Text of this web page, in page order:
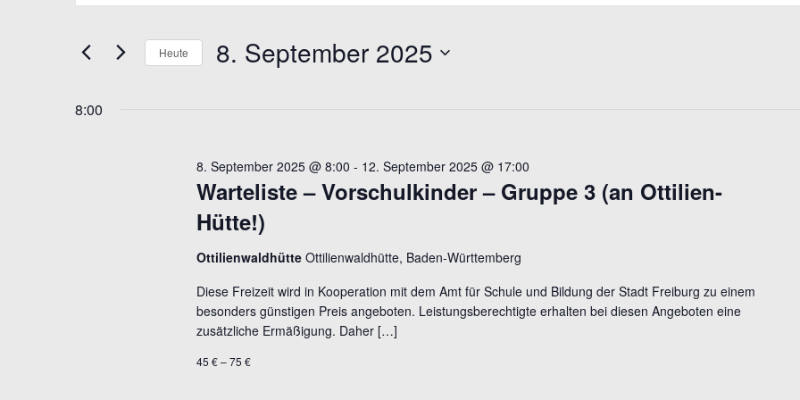
8.
SEPTEMBER
2025
UND
ANSICHTEN,
NAVIGATION
Suche
Schlüsselwort.
Heute 8. September 2025
8:00
Warteliste – Vorschulkinder – Gruppe 3 (an Ottilien-
Hütte!)
8. September 2025 @ 8:00 - 12. September 2025 @ 17:00
Ottilienwaldhütte Ottilienwaldhütte, Baden-Württemberg
Diese Freizeit wird in Kooperation mit dem Amt für Schule und Bildung der Stadt Freiburg zu einem
besonders günstigen Preis angeboten. Leistungsberechtigte erhalten bei diesen Angeboten eine
zusätzliche Ermäßigung. Daher […]
45 € – 75 €